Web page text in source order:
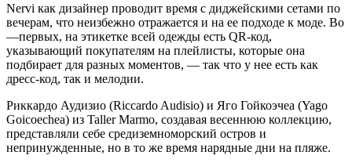
Nervi как дизайнер проводит время с диджейскими сетами по
вечерам, что неизбежно отражается и на ее подходе к моде. Во
—первых, на этикетке всей одежды есть QR-код,
указывающий покупателям на плейлисты, которые она
подбирает для разных моментов, — так что у нее есть как
дресс-код, так и мелодии.
Риккардо Аудизио (Riccardo Audisio) и Яго Гойкоэчеа (Yago
Goicoechea) из Taller Marmo, создавая весеннюю коллекцию,
представляли себе средиземноморский остров и
непринужденные, но в то же время нарядные дни на пляже.